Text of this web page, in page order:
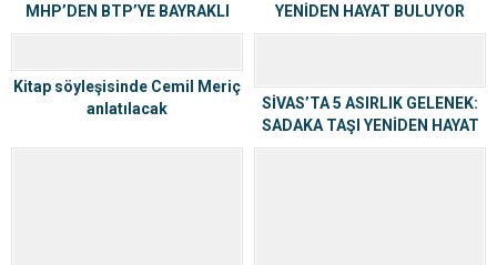
MHP’DEN BTP’YE BAYRAKLI
TEPKİ
YENİDEN HAYAT BULUYOR
Kitap söyleşisinde Cemil Meriç
anlatılacak
SİVAS’TA 5 ASIRLIK GELENEK:
SADAKA TAŞI YENİDEN HAYAT
BULUYOR